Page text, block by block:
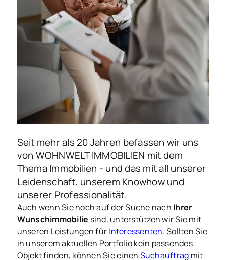
Seit mehr als 20 Jahren befassen wir uns
von WOHNWELT IMMOBILIEN mit dem
Thema Immobilien - und das mit all unserer
Leidenschaft, unserem Knowhow und
unserer Professionalität.
Auch wenn Sie noch auf der Suche nach Ihrer
Wunschimmobilie sind, unterstützen wir Sie mit
unseren Leistungen fürInteressenten. Sollten Sie
in unserem aktuellen Portfolio kein passendes
Objekt finden, können Sie einen Suchauftrag mit